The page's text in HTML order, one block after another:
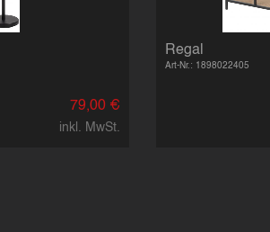
79,00 €
inkl. MwSt.
Regal
Art-Nr.: 1898022405